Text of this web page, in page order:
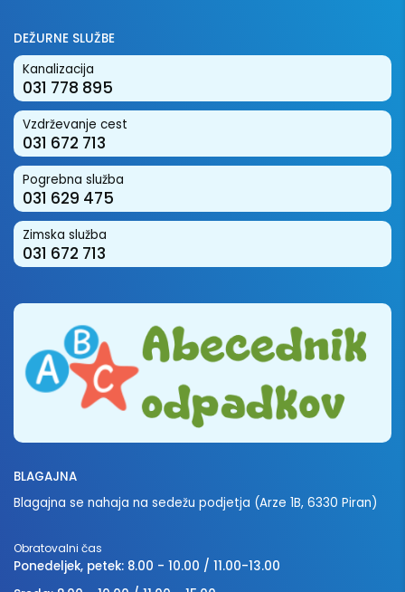
DEŽURNE SLUŽBE
Kanalizacija
031 778 895
Vzdrževanje cest
031 672 713
Pogrebna služba
031 629 475
Zimska služba
031 672 713
BLAGAJNA
Blagajna se nahaja na sedežu podjetja (Arze 1B, 6330 Piran)
Obratovalni čas
Ponedeljek, petek: 8.00 - 10.00 / 11.00-13.00